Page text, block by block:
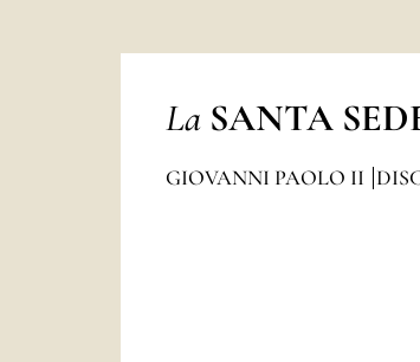
La SANTA
GIOVANNI PAOLO II